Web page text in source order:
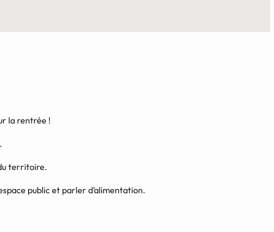
la rentrée !
territoire.
public et parler d’alimentation.